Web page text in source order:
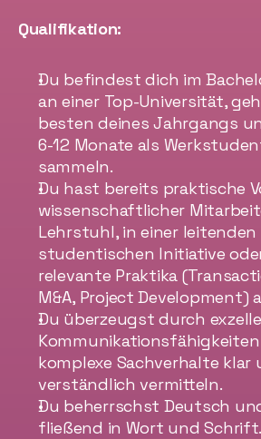
Qualifikation:
Du befindest dich im
an einer Top-Universität,
besten deines Jahrgangs
6-12 Monate als
sammeln.
Du hast bereits praktische
wissenschaftlicher
Lehrstuhl, in einer leitenden
studentischen Initiative
relevante Praktika
M&A, Project Development)
Du überzeugst durch
komplexe Sachverhalte klar
verständlich vermitteln.
Du beherrschst Deutsch
fließend in Wort und Schrift.